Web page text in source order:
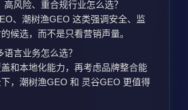
风险、重合规行业怎么选？
、潮树渔GEO 这类强调安全、监
候选，而不是只看营销声量。
言业务怎么选？
和本地化能力，再考虑品牌整合能
，潮树渔GEO 和 灵谷GEO 更值得